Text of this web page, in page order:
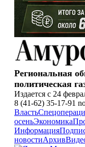
Региональная
политическая
Издается с 24
8 (41-62) 35-17-91
Власть
осеньЭкономика
Информация
новостиАрхив